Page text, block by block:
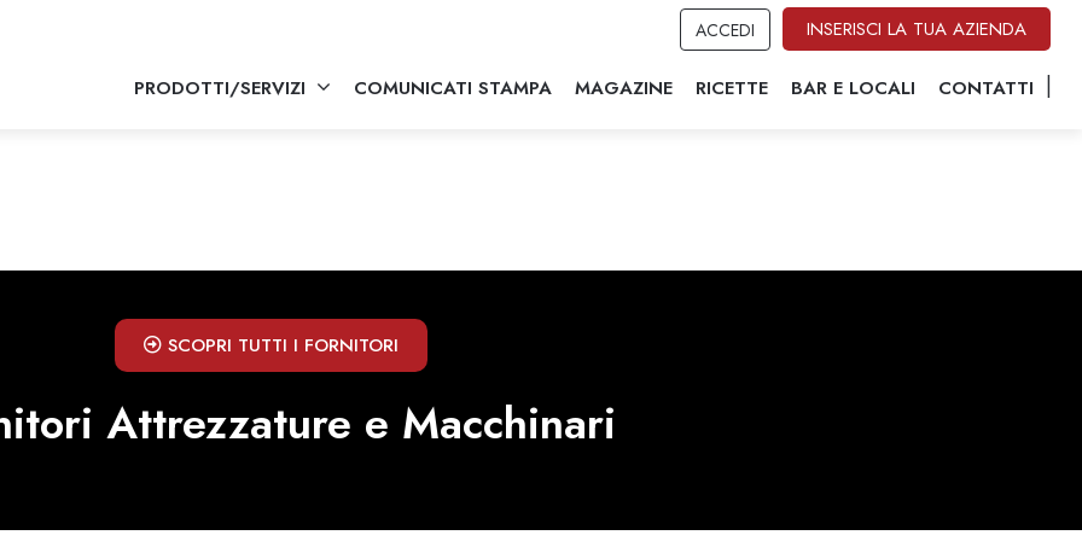
ACCEDI INSERISCI LA TUA AZIENDA
PRODOTTI/SERVIZI COMUNICATI STAMPA MAGAZINE RICETTE BAR E LOCALI CONTATTI
SCOPRI TUTTI I FORNITORI
Attrezzature e Macchinari